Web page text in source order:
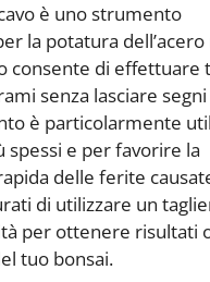
è uno strumento
la potatura
consente di effettuare
senza lasciare
è particolarmente
spessi e per favorire la
delle ferite
di utilizzare un
per ottenere risultati
tuo bonsai.